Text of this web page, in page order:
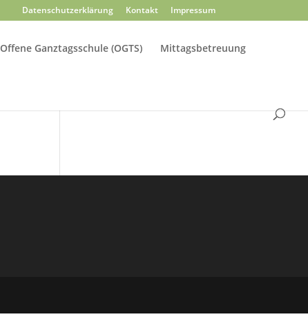
Datenschutzerklärung Kontakt Impressum
Offene Ganztagsschule (OGTS) Mittagsbetreuung